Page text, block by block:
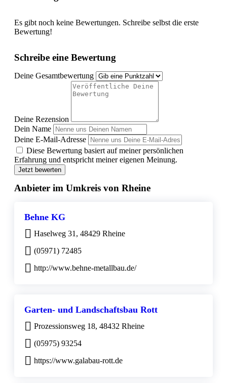
Es gibt noch keine Bewertungen. Schreibe selbst die erste
Bewertung!
Schreibe eine Bewertung
Deine Gesamtbewertung
Deine Rezension
Dein Name
Deine E-Mail-Adresse
Diese Bewertung basiert auf meiner persönlichen
Erfahrung und entspricht meiner eigenen Meinung.
Jetzt bewerten
Anbieter im Umkreis von Rheine
Behne KG
Haselweg 31, 48429 Rheine
(05971) 72485
http://www.behne-metallbau.de/
Garten- und Landschaftsbau Rott
Prozessionsweg 18, 48432 Rheine
(05975) 93254
https://www.galabau-rott.de